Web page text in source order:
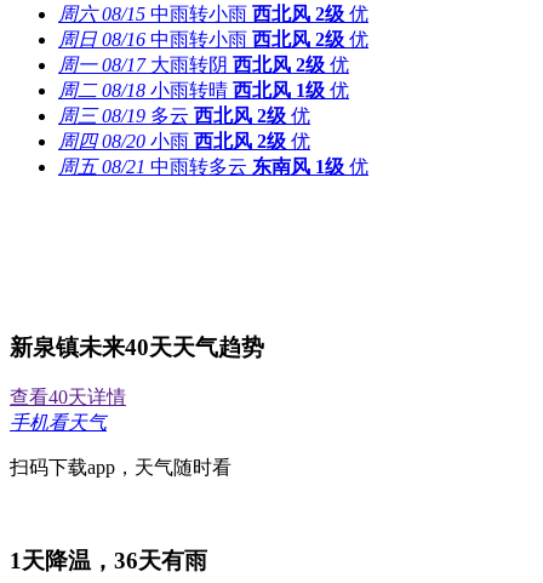
周六 08/15 中雨转小雨 西北风 2级 优
周日 08/16 中雨转小雨 西北风 2级 优
周一 08/17 大雨转阴 西北风 2级 优
周二 08/18 小雨转晴 西北风 1级 优
周三 08/19 多云 西北风 2级 优
周四 08/20 小雨 西北风 2级 优
周五 08/21 中雨转多云 东南风 1级 优
新泉镇未来40天天气趋势
查看40天详情
手机看天气
扫码下载app，天气随时看
1天降温， 36天有雨